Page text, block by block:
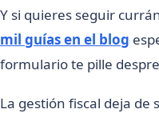
Y si quieres seguir
mil guías en el blog
formulario te pille
La gestión fiscal deja de